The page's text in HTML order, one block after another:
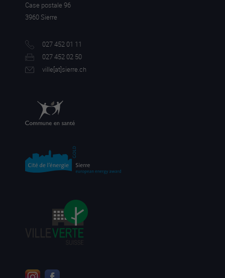
Case postale 96
3960 Sierre
027 452 01 11
027 452 02 50
ville[at]sierre.ch